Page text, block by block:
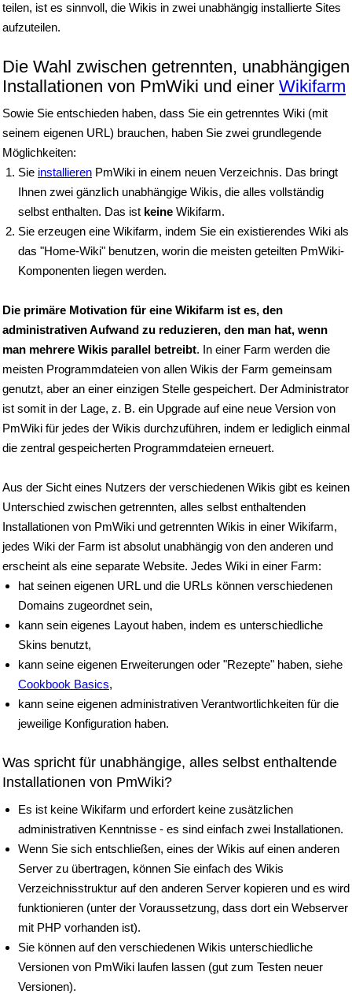
teilen, ist es sinnvoll, die Wikis in zwei unabhängig installierte Sites
aufzuteilen.
Die Wahl zwischen getrennten, unabhängigen
Installationen von PmWiki und einer Wikifarm
Sowie Sie entschieden haben, dass Sie ein getrenntes Wiki (mit
seinem eigenen URL) brauchen, haben Sie zwei grundlegende
Möglichkeiten:
Sie installieren PmWiki in einem neuen Verzeichnis. Das bringt
Ihnen zwei gänzlich unabhängige Wikis, die alles vollständig
selbst enthalten. Das ist keine Wikifarm.
Sie erzeugen eine Wikifarm, indem Sie ein existierendes Wiki als
das "Home-Wiki" benutzen, worin die meisten geteilten PmWiki-
Komponenten liegen werden.
Die primäre Motivation für eine Wikifarm ist es, den
administrativen Aufwand zu reduzieren, den man hat, wenn
man mehrere Wikis parallel betreibt. In einer Farm werden die
meisten Programmdateien von allen Wikis der Farm gemeinsam
genutzt, aber an einer einzigen Stelle gespeichert. Der Administrator
ist somit in der Lage, z. B. ein Upgrade auf eine neue Version von
PmWiki für jedes der Wikis durchzuführen, indem er lediglich einmal
die zentral gespeicherten Programmdateien erneuert.
Aus der Sicht eines Nutzers der verschiedenen Wikis gibt es keinen
Unterschied zwischen getrennten, alles selbst enthaltenden
Installationen von PmWiki und getrennten Wikis in einer Wikifarm,
jedes Wiki der Farm ist absolut unabhängig von den anderen und
erscheint als eine separate Website. Jedes Wiki in einer Farm:
hat seinen eigenen URL und die URLs können verschiedenen
Domains zugeordnet sein,
kann sein eigenes Layout haben, indem es unterschiedliche
Skins benutzt,
kann seine eigenen Erweiterungen oder "Rezepte" haben, siehe
Cookbook Basics,
kann seine eigenen administrativen Verantwortlichkeiten für die
jeweilige Konfiguration haben.
Was spricht für unabhängige, alles selbst enthaltende
Installationen von PmWiki?
Es ist keine Wikifarm und erfordert keine zusätzlichen
administrativen Kenntnisse - es sind einfach zwei Installationen.
Wenn Sie sich entschließen, eines der Wikis auf einen anderen
Server zu übertragen, können Sie einfach des Wikis
Verzeichnisstruktur auf den anderen Server kopieren und es wird
funktionieren (unter der Voraussetzung, dass dort ein Webserver
mit PHP vorhanden ist).
Sie können auf den verschiedenen Wikis unterschiedliche
Versionen von PmWiki laufen lassen (gut zum Testen neuer
Versionen).